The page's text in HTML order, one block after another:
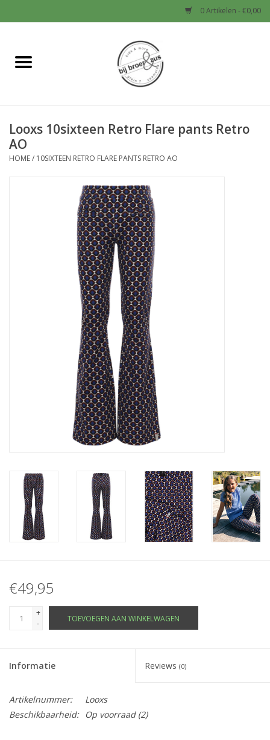
0 Artikelen - €0,00
Home
Baby
Jongens
Schoenen en Tassen
Looxs 10sixteen Retro Flare pants Retro
AO
HOME/ 10SIXTEEN RETRO FLARE PANTS RETRO AO
€49,95
+
-
TOEVOEGEN AAN WINKELWAGEN
Informatie Reviews (0)
Artikelnummer:
Looxs
Beschikbaarheid:
Op voorraad(2)